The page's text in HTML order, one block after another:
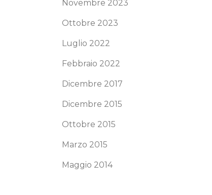
Novembre 2023
Ottobre 2023
Luglio 2022
Febbraio 2022
Dicembre 2017
Dicembre 2015
Ottobre 2015
Marzo 2015
Maggio 2014